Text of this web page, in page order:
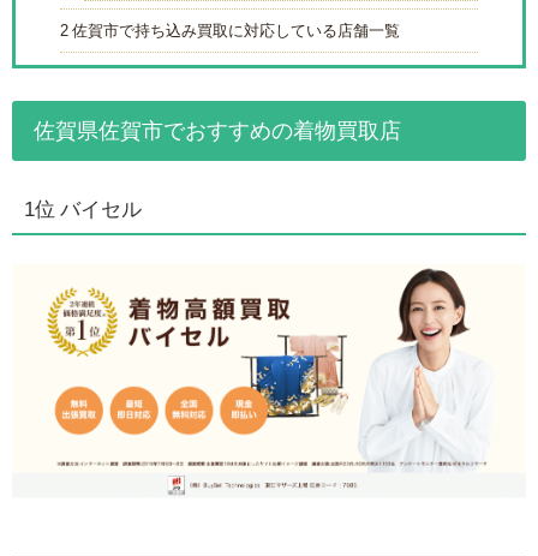
2佐賀市で持ち込み買取に対応している店舗一覧
佐賀県佐賀市でおすすめの着物買取店
1位 バイセル